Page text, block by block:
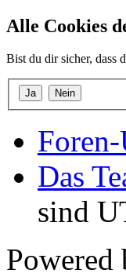
Alle Cookies
Bist du dir sicher, dass
Das
sind
Powered